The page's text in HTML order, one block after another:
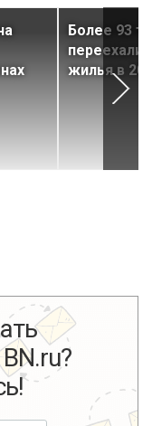
Более 93
переехали
жилья в